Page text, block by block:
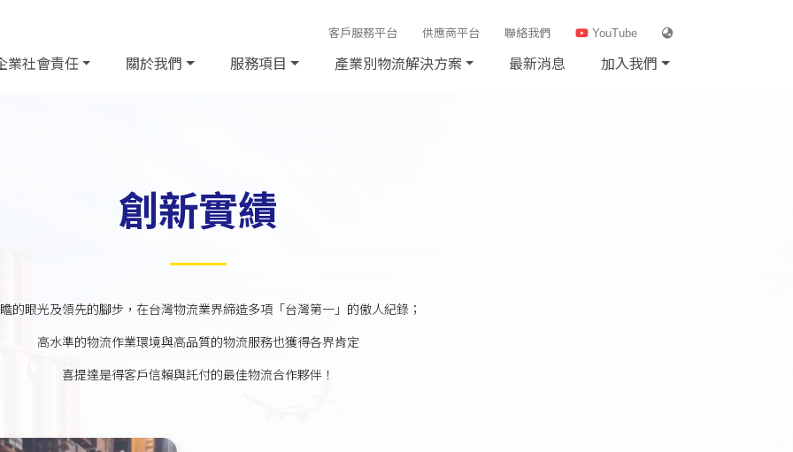
客戶服務平台 供應商平台 聯絡我們 YouTube
業社會責任 關於我們 服務項目 產業別物流解決方案 最新消息 加入我們
創新實績
的眼光及領先的腳步，在台灣物流業界締造多項「台灣第一」的傲人紀錄；
高水準的物流作業環境與高品質的物流服務也獲得各界肯定
喜提達是得客戶信賴與託付的最佳物流合作夥伴！